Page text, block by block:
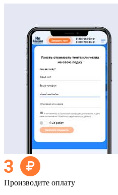
Производите оплату